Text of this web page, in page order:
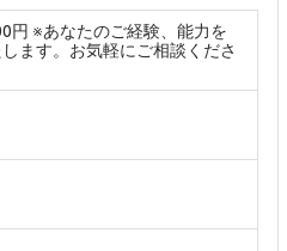
円 ※あなたのご経験、能力を
ます。お気軽にご相談くださ